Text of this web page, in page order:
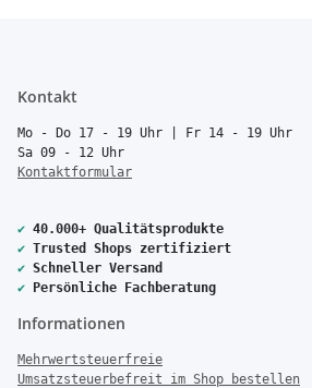
Kontakt
Mo - Do 17 - 19 Uhr | Fr 14 - 19 Uhr
Sa 09 - 12 Uhr
Kontaktformular
✔ 40.000+ Qualitätsprodukte
✔ Trusted Shops zertifiziert
✔ Schneller Versand
✔ Persönliche Fachberatung
Informationen
Mehrwertsteuerfreie
Umsatzsteuerbefreit im Shop bestellen